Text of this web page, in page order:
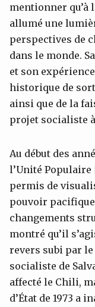
mentionner qu’à
allumé une
perspectives de
dans le monde.
et son
historique de
ainsi que de la
projet socialiste
Au début des
l’Unité
permis de
pouvoir
changements
montré qu’il
revers subi par
socialiste de
affecté le Chili,
d’État de 1973 a